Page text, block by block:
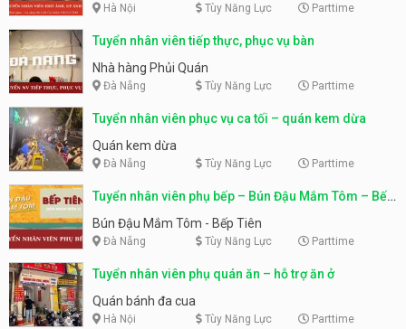
Hà Nội Tùy Năng Lực Parttime
Tuyển nhân viên tiếp thực, phục vụ bàn
Nhà hàng Phủi Quán
Đà Nẵng Tùy Năng Lực Parttime
Tuyển nhân viên phục vụ ca tối – quán kem dừa
Quán kem dừa
Đà Nẵng Tùy Năng Lực Parttime
Tuyển nhân viên phụ bếp – Bún Đậu Mắm Tôm – Bếp
Tiên
Bún Đậu Mắm Tôm - Bếp Tiên
Đà Nẵng Tùy Năng Lực Parttime
Tuyển nhân viên phụ quán ăn – hỗ trợ ăn ở
Quán bánh đa cua
Hà Nội Tùy Năng Lực Parttime